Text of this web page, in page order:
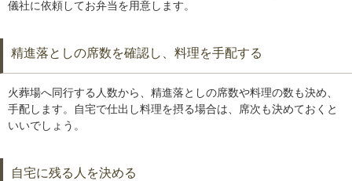
儀社に依頼してお弁当を用意します。
精進落としの席数を確認し、料理を手配する
火葬場へ同行する人数から、精進落としの席数や料理の数も決め、
手配します。自宅で仕出し料理を摂る場合は、席次も決めておくと
いいでしょう。
自宅に残る人を決める